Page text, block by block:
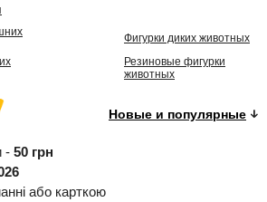
Фигурки диких животных
Резиновые фигурки
животных
- 50 грн
або карткою